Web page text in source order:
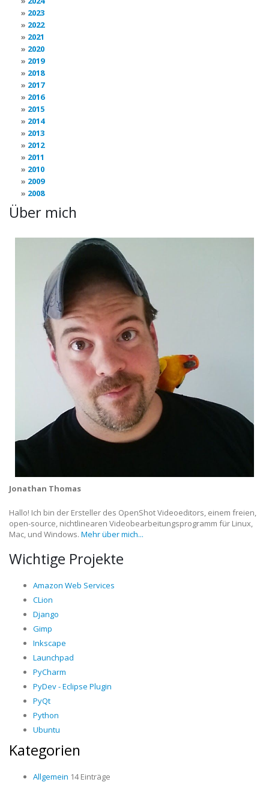
2023
2022
2021
2020
2019
2018
2017
2016
2015
2014
2013
2012
2011
2010
2009
2008
Über mich
Jonathan Thomas
Hallo! Ich bin der Ersteller des OpenShot Videoeditors, einem freien,
open-source, nichtlinearen Videobearbeitungsprogramm für Linux,
Mac, und Windows. Mehr über mich...
Wichtige Projekte
Amazon Web Services
CLion
Django
Gimp
Inkscape
Launchpad
PyCharm
PyDev - Eclipse Plugin
PyQt
Python
Ubuntu
Kategorien
Allgemein 14 Einträge